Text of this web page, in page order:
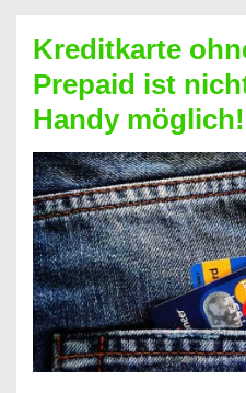
Neueröffnung
trotz
Schufaeintrag
möglich
Kreditkarte
Prepaid ist
Handy möglich!